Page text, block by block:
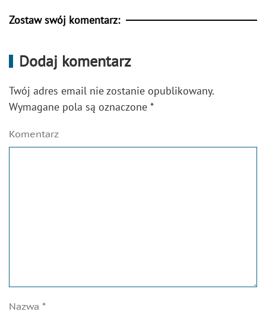
Zostaw swój komentarz:
Dodaj komentarz
Twój adres email nie zostanie opublikowany.
Wymagane pola są oznaczone *
Komentarz
Nazwa *